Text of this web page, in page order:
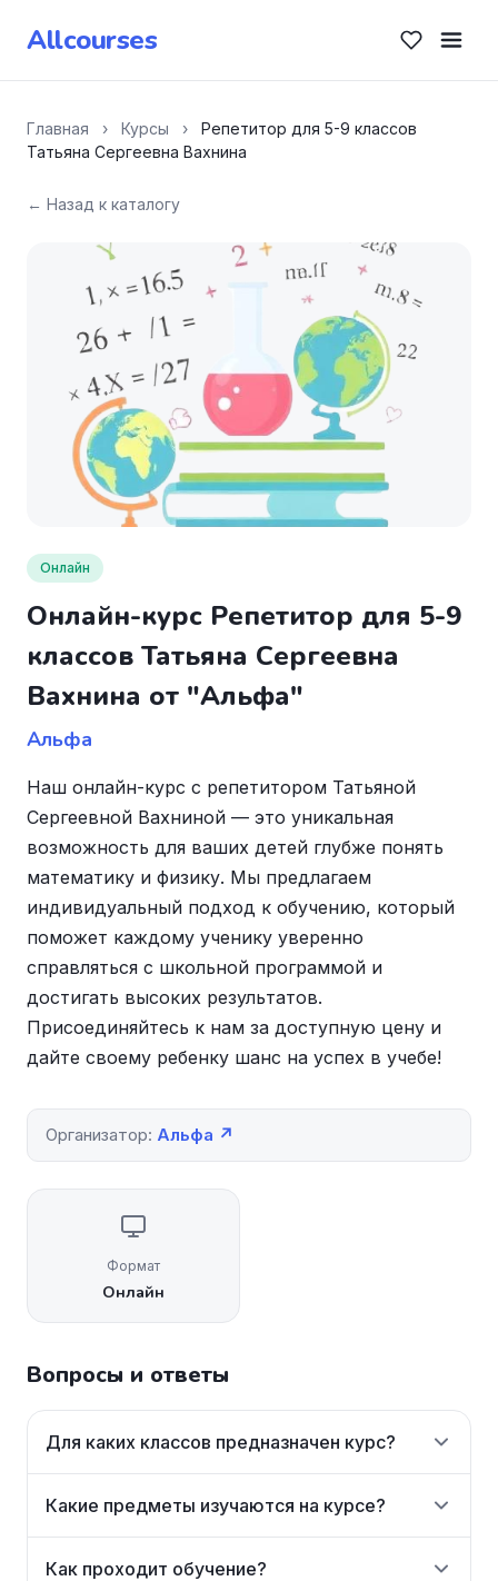
Allcourses
Главная › Курсы ›
Репетитор для 5-9 классов
Татьяна Сергеевна Вахнина
← Назад к каталогу
Онлайн
Онлайн-курс Репетитор для 5-9
классов Татьяна Сергеевна
Вахнина от "Альфа"
Альфа
Наш онлайн-курс с репетитором Татьяной
Сергеевной Вахниной — это уникальная
возможность для ваших детей глубже понять
математику и физику. Мы предлагаем
индивидуальный подход к обучению, который
поможет каждому ученику уверенно
справляться с школьной программой и
достигать высоких результатов.
Присоединяйтесь к нам за доступную цену и
дайте своему ребенку шанс на успех в учебе!
Организатор: Альфа ↗
Формат
Онлайн
Вопросы и ответы
Для каких классов предназначен курс?
Какие предметы изучаются на курсе?
Как проходит обучение?